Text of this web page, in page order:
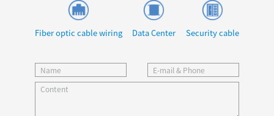
Fiber optic cable wiring Data Center Security cable